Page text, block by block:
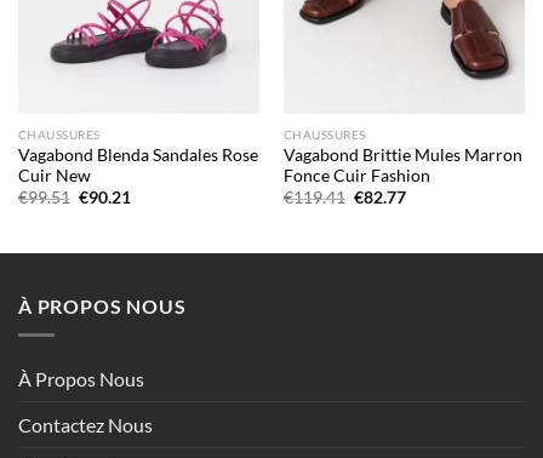
CHAUSSURES
Vagabond Blenda Sandales Rose
Cuir New
€99.51 Le
€99.51.
€90.21
€90.21.
CHAUSSURES
Vagabond Brittie Mules Marron
Fonce Cuir Fashion
€119.41 Le
€119.41.
€82.77Le
€82.77.
À PROPOS NOUS
À Propos Nous
Contactez Nous